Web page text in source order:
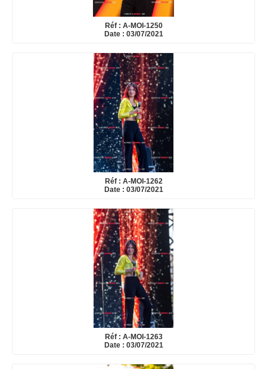
Réf : A-MOI-1250
Date : 03/07/2021
Réf : A-MOI-1262
Date : 03/07/2021
Réf : A-MOI-1263
Date : 03/07/2021